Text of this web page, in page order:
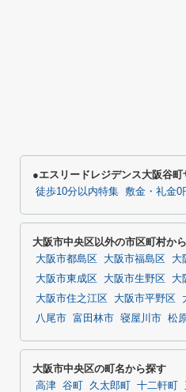
●エスリードレジデンス大阪谷
徒歩10分以内特集 敷金・礼金0
大阪市中央区以外の市区町村か
大阪市都島区 大阪市福島区 大
大阪市東成区
大阪市生野区 大
大阪市住之江区
大阪市平野区
八尾市 富田林市 寝屋川市 松
大阪市中央区の町名から探す
高津 谷町 久太郎町 十二軒町